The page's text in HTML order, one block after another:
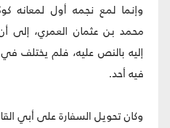
وإنما لمع نجمه أول لمعانه
محمد بن عثمان العمري، إلى
إليه بالنص عليه، فلم يختلف
فيه أحد.
وكان تحويل السفارة على أبي